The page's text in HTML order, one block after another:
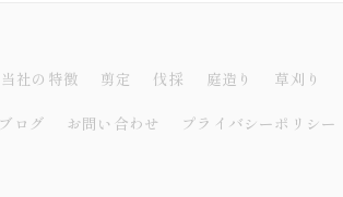
当社の特徴 剪定 伐採 庭造り 草刈り
ブログ お問い合わせ プライバシーポリシー